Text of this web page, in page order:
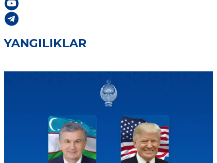
YANGILIKLAR